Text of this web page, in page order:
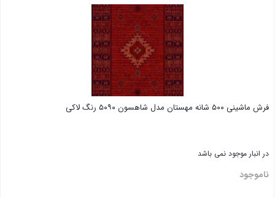
فرش ماشینی ۵۰۰ شانه مهستان مدل شاهسون ۵۰۹۰ رنگ لاکی
در انبار موجود نمی باشد
ناموجود